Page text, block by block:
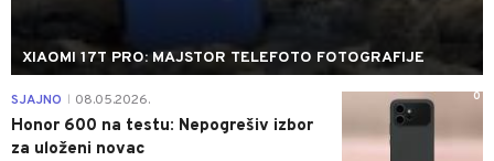
XIAOMI 17T PRO: MAJSTOR TELEFOTO FOTOGRAFIJE
0
SJAJNO 08.05.2026.
Honor 600 na testu: Nepogrešiv izbor
za uloženi novac